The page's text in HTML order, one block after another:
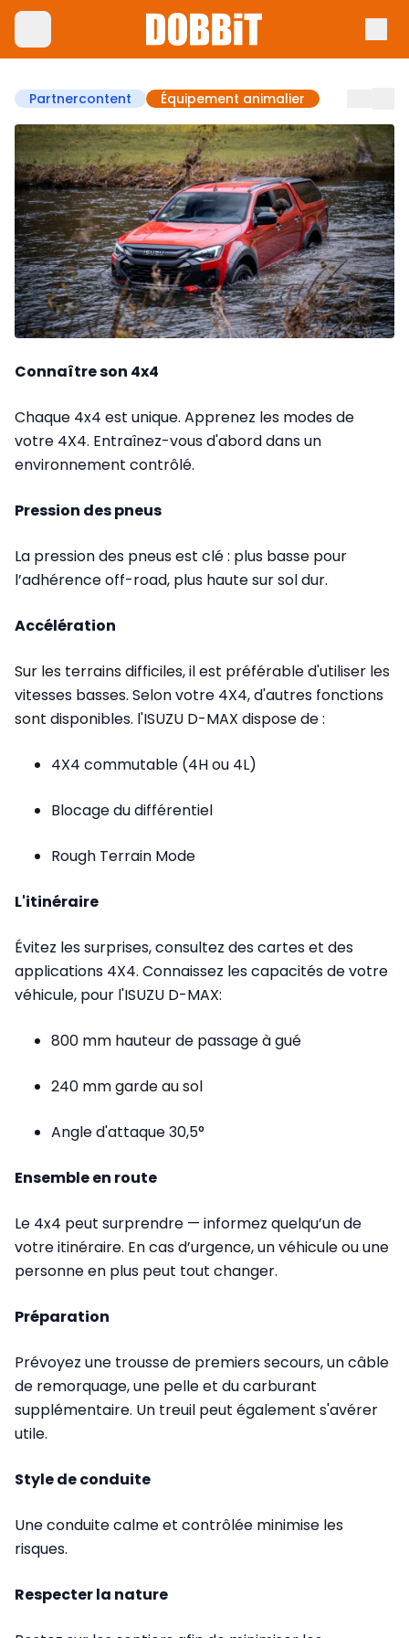
Partnercontent Équipement animalier
Connaître son 4x4
Chaque 4x4 est unique. Apprenez les modes de
votre 4X4. Entraînez-vous d'abord dans un
environnement contrôlé.
Pression des pneus
La pression des pneus est clé : plus basse pour
l’adhérence off-road, plus haute sur sol dur.
Accélération
Sur les terrains difficiles, il est préférable d'utiliser les
vitesses basses. Selon votre 4X4, d'autres fonctions
sont disponibles. l'ISUZU D-MAX dispose de :
4X4 commutable (4H ou 4L)
Blocage du différentiel
Rough Terrain Mode
L'itinéraire
Évitez les surprises, consultez des cartes et des
applications 4X4. Connaissez les capacités de votre
véhicule, pour l'ISUZU D-MAX:
800 mm hauteur de passage à gué
240 mm garde au sol
Angle d'attaque 30,5°
Ensemble en route
Le 4x4 peut surprendre — informez quelqu’un de
votre itinéraire. En cas d’urgence, un véhicule ou une
personne en plus peut tout changer.
Préparation
Prévoyez une trousse de premiers secours, un câble
de remorquage, une pelle et du carburant
supplémentaire. Un treuil peut également s'avérer
utile.
Style de conduite
Une conduite calme et contrôlée minimise les
risques.
Respecter la nature